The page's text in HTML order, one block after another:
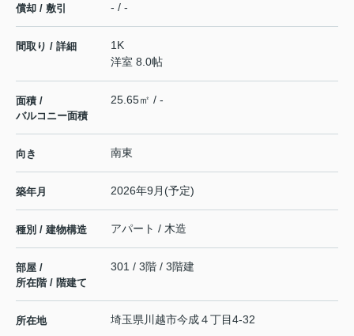
償却 / 敷引 - / -
間取り / 詳細
1K
洋室 8.0帖
面積 /
バルコニー面積
25.65㎡ / -
向き 南東
築年月 2026年9月(予定)
種別 / 建物構造 アパート / 木造
部屋 /
所在階 / 階建て
301 / 3階 / 3階建
所在地 埼玉県 川越市今成４丁目4-32